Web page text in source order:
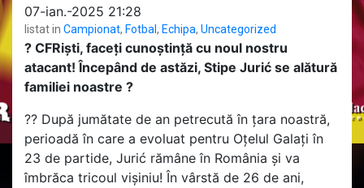
07-ian.-2025 21:28
listat in Campionat, Fotbal , Echipa, Uncategorized
? CFRiști, faceți cunoștință cu noul nostru
atacant! Începând de astăzi, Stipe Jurić se alătură
familiei noastre ?
?? După jumătate de an petrecută în țara noastră,
perioadă în care a evoluat pentru Oțelul Galați în
23 de partide, Jurić rămâne în România și va
îmbrăca tricoul vișiniu! În vârstă de 26 de ani,